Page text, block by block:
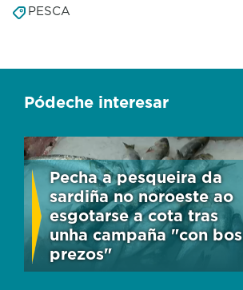
PESCA
Pódeche interesar
Pecha a pesqueira da
sardiña no noroeste ao
esgotarse a cota tras
unha campaña "con bos
prezos"